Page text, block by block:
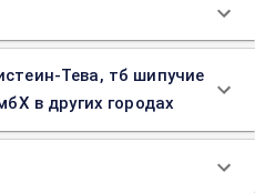
Тева, тб шипучие
в других городах